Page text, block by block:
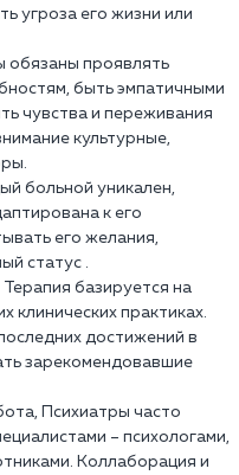
угроза его жизни или
обязаны проявлять
быть эмпатичными
чувства и переживания
культурные,
больной уникален,
к его
его желания,
статус .
базируется на
клинических практиках.
достижений в
зарекомендовавшие
Психиатры часто
– психологами,
Коллаборация и